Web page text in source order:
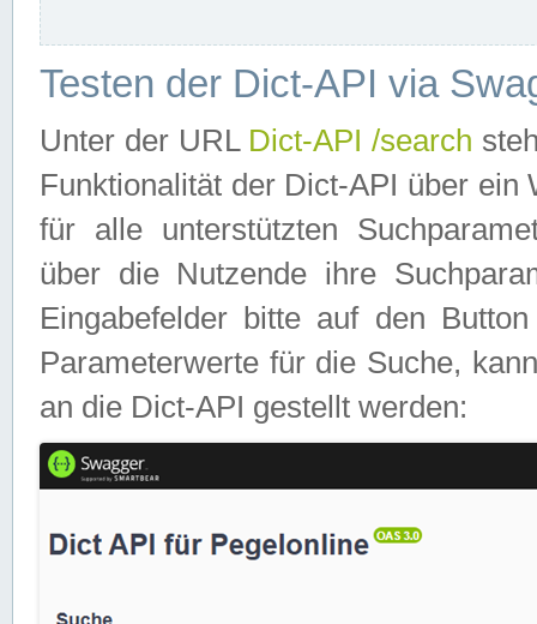
Testen der Dict-API via
Unter der URL Dict-API /search
Funktionalität der Dict-API über
für alle unterstützten
über die Nutzende ihre
Eingabefelder bitte auf den
Parameterwerte für die Suche,
an die Dict-API gestellt werden: